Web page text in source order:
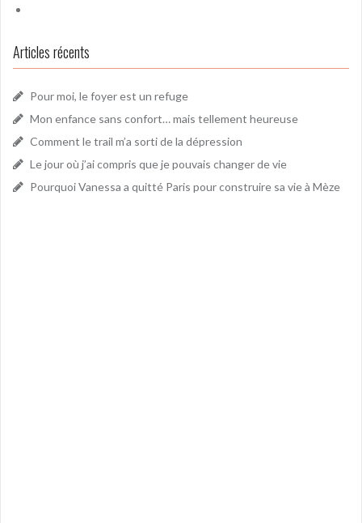
Articles récents
Pour moi, le foyer est un refuge
Mon enfance sans confort… mais tellement heureuse
Comment le trail m’a sorti de la dépression
Le jour où j’ai compris que je pouvais changer de vie
Pourquoi Vanessa a quitté Paris pour construire sa vie à Mèze